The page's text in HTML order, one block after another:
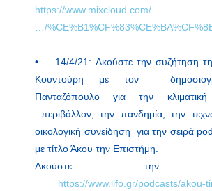
https://www.mixcloud.com/
…/
• 14/4/21: Ακούστε την συζήτηση
Κουντούρη με τον
Πανταζόπουλο για την
περιβάλλον, την πανδημία, την
οικολογική συνείδηση για την σειρά
με τίτλο Άκου την Επιστήμη.
Ακούστε την
https://www.lifo.gr/podcasts/akou-